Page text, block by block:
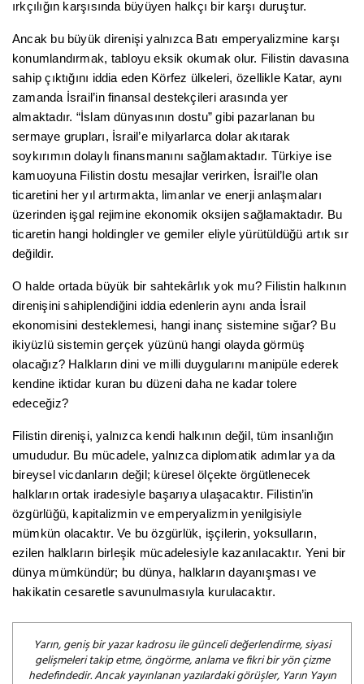
ırkçılığın karşısında büyüyen halkçı bir karşı duruştur.
Ancak bu büyük direnişi yalnızca Batı emperyalizmine karşı
konumlandırmak, tabloyu eksik okumak olur. Filistin davasına
sahip çıktığını iddia eden Körfez ülkeleri, özellikle Katar, aynı
zamanda İsrail’in finansal destekçileri arasında yer
almaktadır. “İslam dünyasının dostu” gibi pazarlanan bu
sermaye grupları, İsrail’e milyarlarca dolar akıtarak
soykırımın dolaylı finansmanını sağlamaktadır. Türkiye ise
kamuoyuna Filistin dostu mesajlar verirken, İsrail’le olan
ticaretini her yıl artırmakta, limanlar ve enerji anlaşmaları
üzerinden işgal rejimine ekonomik oksijen sağlamaktadır. Bu
ticaretin hangi holdingler ve gemiler eliyle yürütüldüğü artık sır
değildir.
O halde ortada büyük bir sahtekârlık yok mu? Filistin halkının
direnişini sahiplendiğini iddia edenlerin aynı anda İsrail
ekonomisini desteklemesi, hangi inanç sistemine sığar? Bu
ikiyüzlü sistemin gerçek yüzünü hangi olayda görmüş
olacağız? Halkların dini ve milli duygularını manipüle ederek
kendine iktidar kuran bu düzeni daha ne kadar tolere
edeceğiz?
Filistin direnişi, yalnızca kendi halkının değil, tüm insanlığın
umududur. Bu mücadele, yalnızca diplomatik adımlar ya da
bireysel vicdanların değil; küresel ölçekte örgütlenecek
halkların ortak iradesiyle başarıya ulaşacaktır. Filistin’in
özgürlüğü, kapitalizmin ve emperyalizmin yenilgisiyle
mümkün olacaktır. Ve bu özgürlük, işçilerin, yoksulların,
ezilen halkların birleşik mücadelesiyle kazanılacaktır. Yeni bir
dünya mümkündür; bu dünya, halkların dayanışması ve
hakikatin cesaretle savunulmasıyla kurulacaktır.
Yarın, geniş bir yazar kadrosu ile günceli değerlendirme, siyasi
gelişmeleri takip etme, öngörme, anlama ve fikri bir yön çizme
hedefindedir. Ancak yayınlanan yazılardaki görüşler, Yarın Yayın